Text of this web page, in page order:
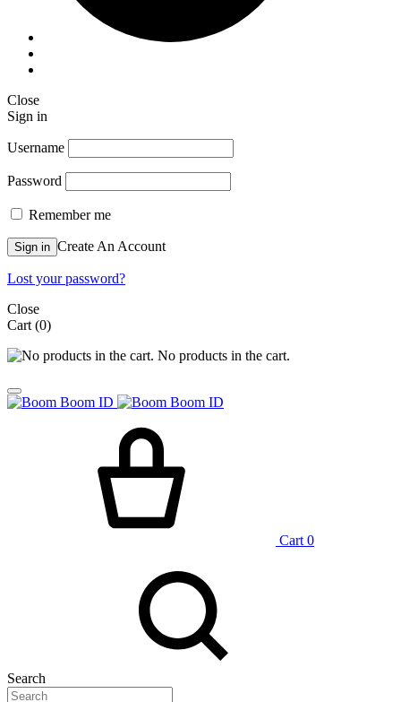
Close
Sign in
Username
Password
Remember me
Sign in Create An Account
Lost your password?
Close
Cart (0)
No products in the cart.
Cart 0
Search